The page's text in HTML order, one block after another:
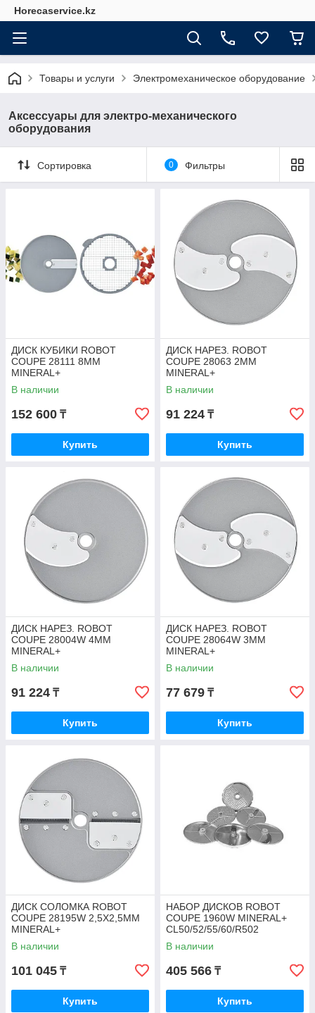
Horecaservice.kz
Товары и услуги Электромеханическое оборудование
Аксессуары для электро-механического
оборудования
Сортировка 0 Фильтры
ДИСК КУБИКИ ROBOT
COUPE 28111 8ММ
MINERAL+
В наличии
152 600 ₸
Купить
ДИСК НАРЕЗ. ROBOT
COUPE 28063 2ММ
MINERAL+
В наличии
91 224 ₸
Купить
ДИСК НАРЕЗ. ROBOT
COUPE 28004W 4ММ
MINERAL+
В наличии
91 224 ₸
Купить
ДИСК НАРЕЗ. ROBOT
COUPE 28064W 3ММ
MINERAL+
В наличии
77 679 ₸
Купить
ДИСК СОЛОМКА ROBOT
COUPE 28195W 2,5Х2,5ММ
MINERAL+
В наличии
101 045 ₸
Купить
НАБОР ДИСКОВ ROBOT
COUPE 1960W MINERAL+
CL50/52/55/60/R502
В наличии
405 566 ₸
Купить